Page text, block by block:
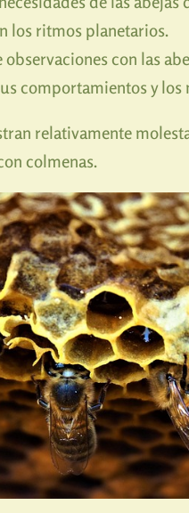
los ritmos planetarios.
con las
comportamientos y
relativamente
colmenas.